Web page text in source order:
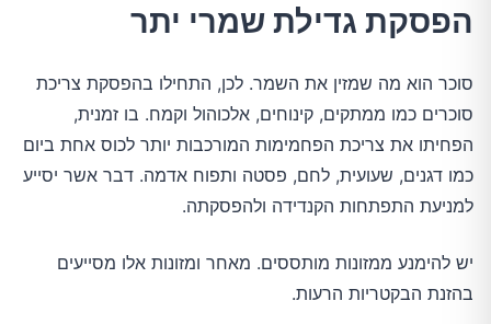
הפסקת גדילת שמרי יתר
סוכר הוא מה שמזין את השמר. לכן, התחילו בהפסקת צריכת
סוכרים כמו ממתקים, קינוחים, אלכוהול וקמח. בו זמנית,
הפחיתו את צריכת הפחמימות המורכבות יותר לכוס אחת ביום
כמו דגנים, שעועית, לחם, פסטה ותפוח אדמה. דבר אשר יסייע
למניעת התפתחות הקנדידה ולהפסקתה.
יש להימנע ממזונות מותססים. מאחר ומזונות אלו מסייעים
בהזנת הבקטריות הרעות.